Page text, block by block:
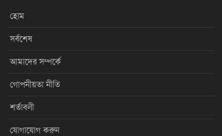
হোম
সর্বশেষ
আমাদের সম্পর্কে
গোপনীয়তা নীতি
শর্তাবলী
যোগাযোগ করুন